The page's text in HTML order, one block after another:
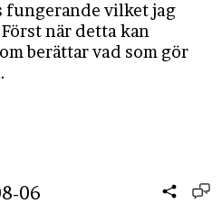
fungerande vilket jag
när detta kan
berättar vad som gör
06